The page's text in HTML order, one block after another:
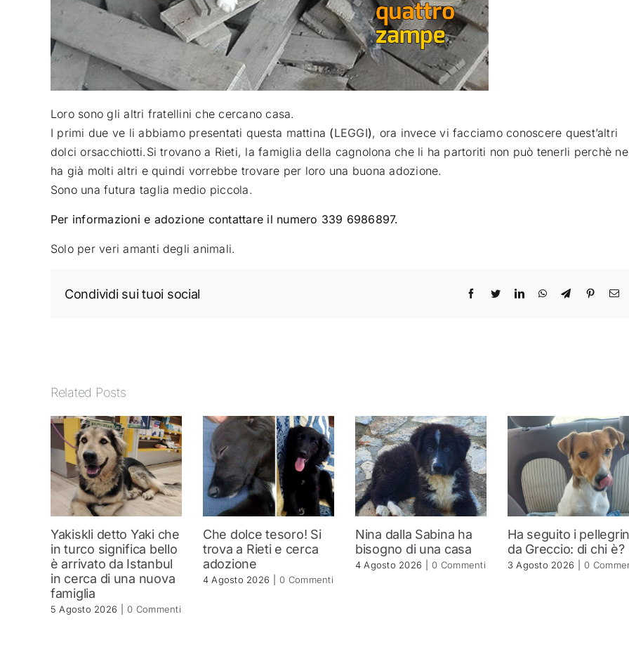
Loro sono gli altri fratellini che cercano casa.
I primi due ve li abbiamo presentati questa mattina (LEGGI), ora invece vi facciamo conoscere quest’altri
dolci orsacchiotti. Si trovano a Rieti, la famiglia della cagnolona che li ha partoriti non può tenerli perchè ne
ha già molti altri e quindi vorrebbe trovare per loro una buona adozione.
Sono una futura taglia medio piccola.
Per informazioni e adozione contattare il numero 339 6986897.
Solo per veri amanti degli animali.
Condividi sui tuoi social
Related Posts
Yakiskli detto Yaki che
in turco significa bello
è arrivato da Istanbul
in cerca di una nuova
famiglia
5 Agosto 2026 0 Commenti
Che dolce tesoro! Si
trova a Rieti e cerca
adozione
4 Agosto 2026 0 Commenti
Nina dalla Sabina ha
bisogno di una casa
4 Agosto 2026 0 Commenti
Ha seguito i
da Greccio: di chi è?
3 Agosto 2026 0